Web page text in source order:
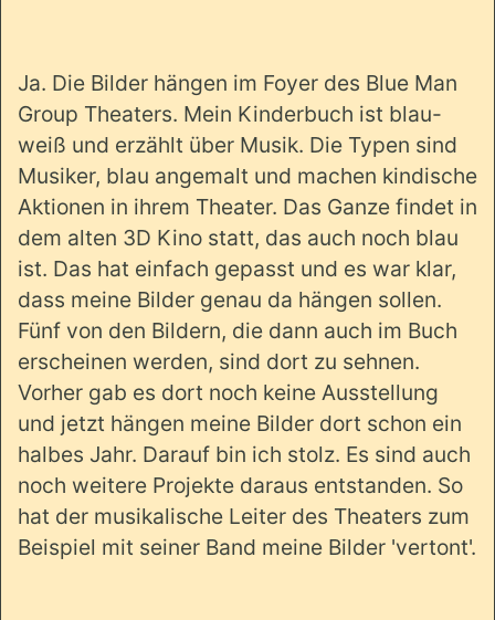
Ja. Die Bilder hängen im Foyer des Blue Man
Group Theaters. Mein Kinderbuch ist blau-
weiß und erzählt über Musik. Die Typen sind
Musiker, blau angemalt und machen kindische
Aktionen in ihrem Theater. Das Ganze findet in
dem alten 3D Kino statt, das auch noch blau
ist. Das hat einfach gepasst und es war klar,
dass meine Bilder genau da hängen sollen.
Fünf von den Bildern, die dann auch im Buch
erscheinen werden, sind dort zu sehnen.
Vorher gab es dort noch keine Ausstellung
und jetzt hängen meine Bilder dort schon ein
halbes Jahr. Darauf bin ich stolz. Es sind auch
noch weitere Projekte daraus entstanden. So
hat der musikalische Leiter des Theaters zum
Beispiel mit seiner Band meine Bilder 'vertont'.